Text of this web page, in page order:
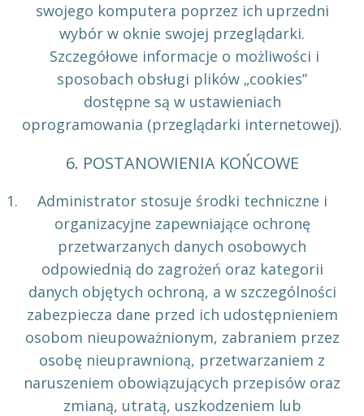
swojego komputera poprzez ich uprzedni
wybór w oknie swojej przeglądarki.
Szczegółowe informacje o możliwości i
sposobach obsługi plików „cookies”
dostępne są w ustawieniach
oprogramowania (przeglądarki internetowej).
6. POSTANOWIENIA KOŃCOWE
Administrator stosuje środki techniczne i
organizacyjne zapewniające ochronę
przetwarzanych danych osobowych
odpowiednią do zagrożeń oraz kategorii
danych objętych ochroną, a w szczególności
zabezpiecza dane przed ich udostępnieniem
osobom nieupoważnionym, zabraniem przez
osobę nieuprawnioną, przetwarzaniem z
naruszeniem obowiązujących przepisów oraz
zmianą, utratą, uszkodzeniem lub